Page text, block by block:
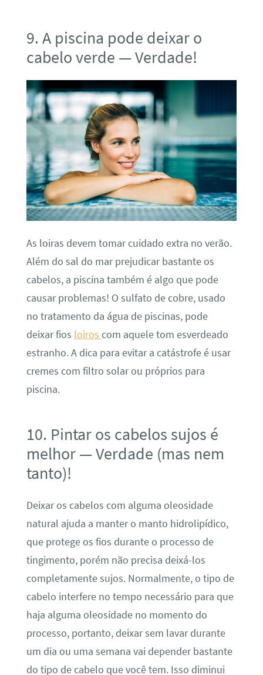
9. A piscina pode deixar o
cabelo verde — Verdade!
As loiras devem tomar cuidado extra no verão.
Além do sal do mar prejudicar bastante os
cabelos, a piscina também é algo que pode
causar problemas! O sulfato de cobre, usado
no tratamento da água de piscinas, pode
deixar fios loiros com aquele tom esverdeado
estranho. A dica para evitar a catástrofe é usar
cremes com filtro solar ou próprios para
piscina.
10. Pintar os cabelos sujos é
melhor — Verdade (mas nem
tanto)!
Deixar os cabelos com alguma oleosidade
natural ajuda a manter o manto hidrolipídico,
que protege os fios durante o processo de
tingimento, porém não precisa deixá-los
completamente sujos. Normalmente, o tipo de
cabelo interfere no tempo necessário para que
haja alguma oleosidade no momento do
processo, portanto, deixar sem lavar durante
um dia ou uma semana vai depender bastante
do tipo de cabelo que você tem. Isso diminui